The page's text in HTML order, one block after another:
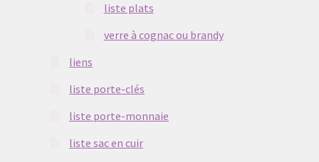
liste plats
verre à cognac ou brandy
liens
liste porte-clés
liste porte-monnaie
liste sac en cuir